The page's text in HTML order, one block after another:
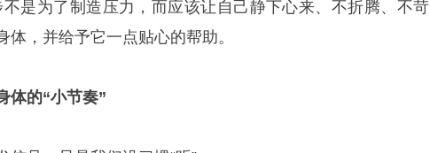
是为了制造压力，而应该让自己静下心来、不折腾、不苛
，并给予它一点贴心的帮助。
体的“小节奏”